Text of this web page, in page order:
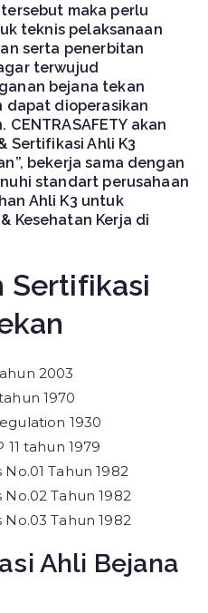
maka perlu
teknis pelaksanaan
serta penerbitan
terwujud
bejana tekan
dapat dioperasikan
akan
Sertifikasi Ahli K3
bekerja sama dengan
standart perusahaan
Ahli K3 untuk
Kesehatan Kerja di
Sertifikasi
2003
1970
1930
11 tahun 1979
Tahun 1982
Tahun 1982
Tahun 1982
Ahli Bejana